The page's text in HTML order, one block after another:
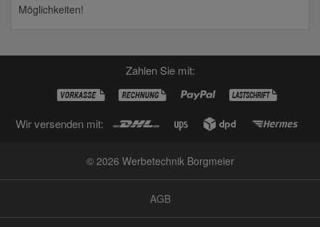
Möglichkeiten!
Zahlen Sie mit:
Wir versenden mit:
© 2026 Werbetechnik Borgmeier
AGB